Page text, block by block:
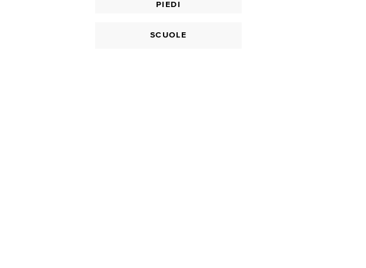
PIEDI
SCUOLE